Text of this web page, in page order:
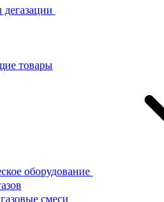
товары
оборудование
смеси